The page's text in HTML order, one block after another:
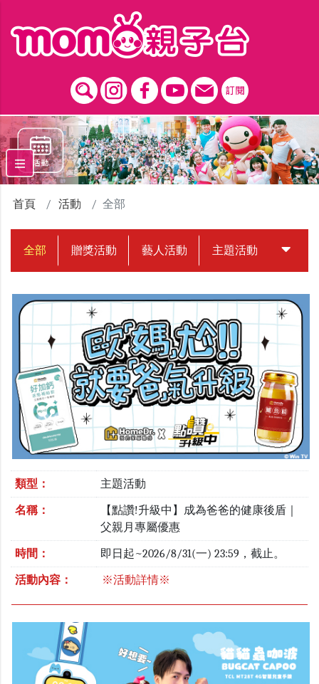
首頁 活動 全部
全部 贈獎活動 藝人活動 主題活動 中獎名
類型： 主題活動
名稱：
【點讚!升級中】成為爸爸的健康後盾｜
父親月專屬優惠
時間： 即日起~2026/8/31(一) 23:59，截止。
活動內容： ※活動詳情※